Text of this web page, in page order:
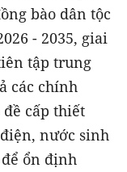
bào dân tộc
- 2035, giai
tập trung
các chính
đề cấp thiết
nước sinh
ổn định